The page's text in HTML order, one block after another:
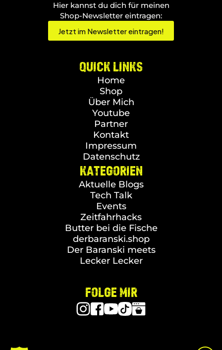
Hier kannst du dich für meinen
Shop-Newsletter eintragen:
Jetzt im Newsletter eintragen!
QUICK LINKS
Home
Shop
Über Mich
Youtube
Partner
Kontakt
Impressum
Datenschutz
KATEGORIEN
Aktuelle Blogs
Tech Talk
Events
Zeitfahrhacks
Butter bei die Fische
derbaranski.shop
Der Baranski meets
Lecker Lecker
FOLGE MIR